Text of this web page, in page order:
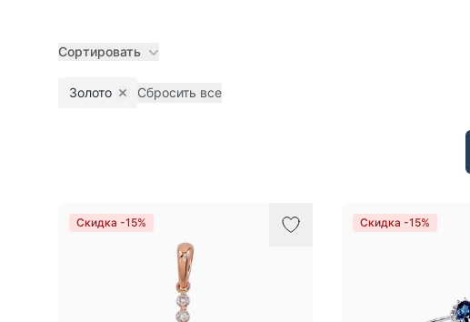
Сортировать
Золото Remove filter
Сбросить все
Скидка -15% Скидка -15%